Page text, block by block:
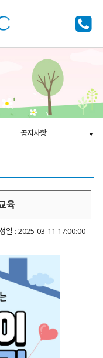
공지사항
육
일 : 2025-03-11 17:00:00